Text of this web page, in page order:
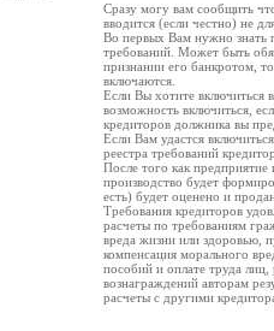
Сразу могу вам сообщить
вводится (если честно) не
Во первых Вам нужно знать
требований. Может быть
признании его банкротом,
включаются.
Если Вы хотите включиться
возможность включиться,
кредиторов должника вы
Если Вам удастся
реестра требований
После того как
производство будет
есть) будет оценено и
Требования кредиторов
расчеты по требованиям
вреда жизни или здоровью,
компенсация морального
пособий и оплате труда
вознаграждений авторам
расчеты с другими